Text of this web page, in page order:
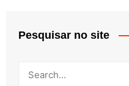
Pesquisar no site